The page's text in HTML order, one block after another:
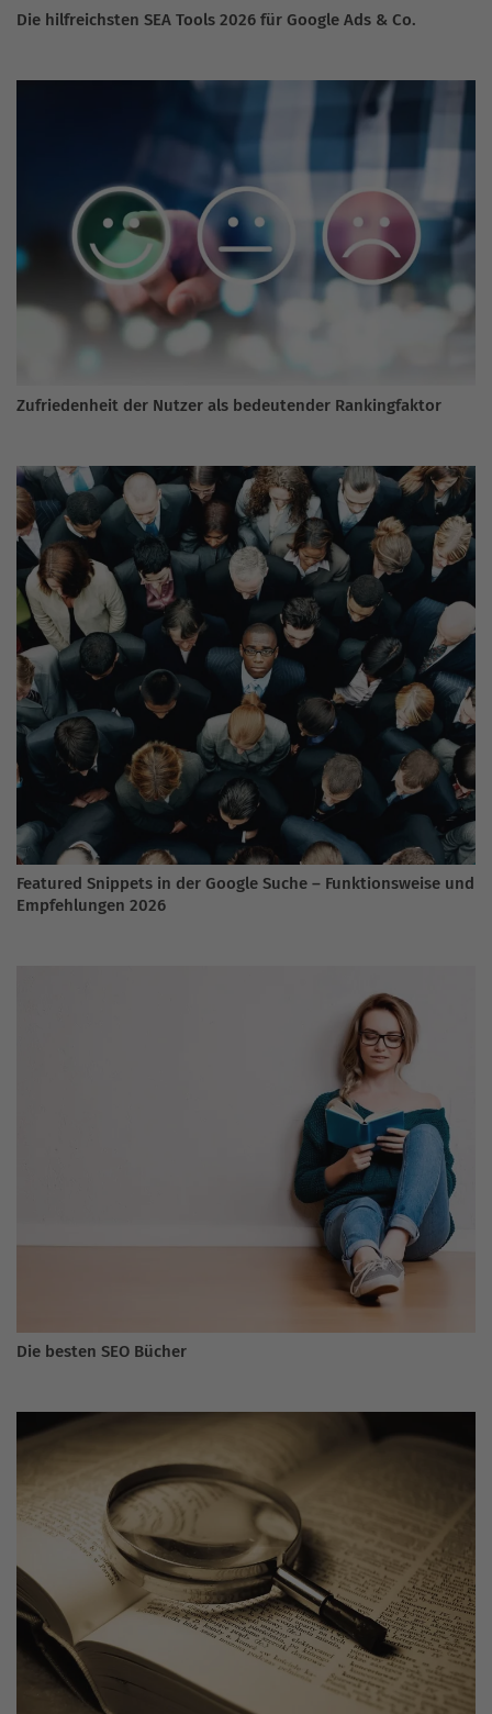
Die hilfreichsten SEA Tools 2026 für Google Ads & Co.
Zufriedenheit der Nutzer als bedeutender Rankingfaktor
Featured Snippets in der Google Suche – Funktionsweise und
Empfehlungen 2026
Die besten SEO Bücher